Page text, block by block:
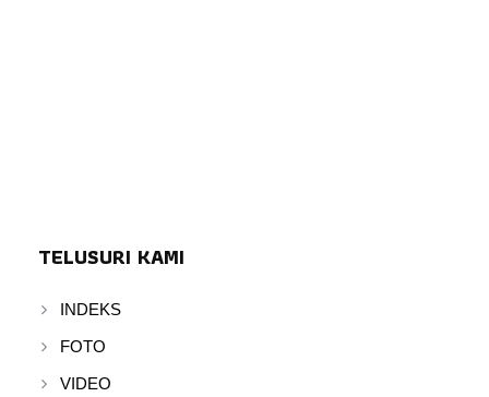
TELUSURI KAMI
INDEKS
FOTO
VIDEO